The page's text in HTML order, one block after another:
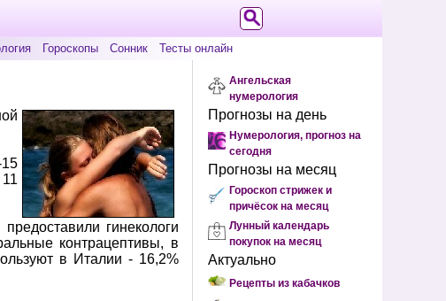
Гороскопы Сонник Тесты онлайн
гинекологи
контрацептивы, в
в Италии - 16,2%
Ангельская
нумерология
Прогнозы на день
Нумерология, прогноз на
сегодня
Прогнозы на месяц
Гороскоп стрижек и
причёсок на месяц
Лунный календарь
покупок на месяц
Актуально
Рецепты из кабачков